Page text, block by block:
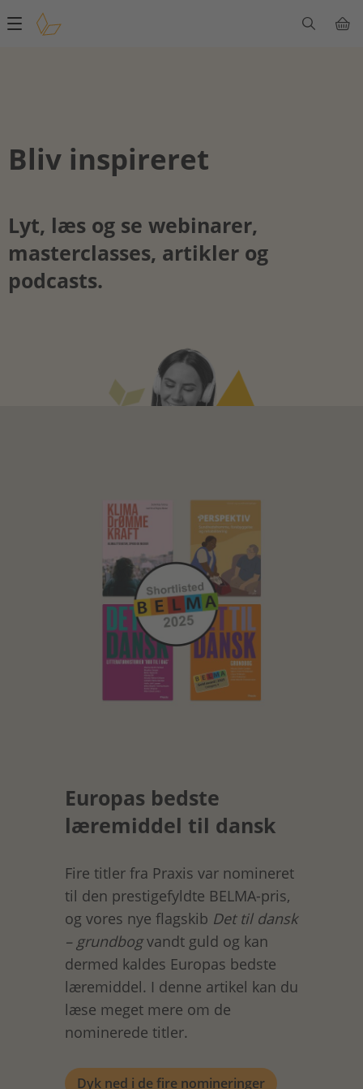
Main
Bliv inspireret
Lyt, læs og se webinarer,
masterclasses, artikler og
podcasts.
Europas bedste
læremiddel til dansk
Fire titler fra Praxis var nomineret
til den prestigefyldte BELMA-pris,
og vores nye flagskib Det til dansk
– grundbogvandt guld og kan
dermed kaldes Europas bedste
læremiddel. I denne artikel kan du
læse meget mere om de
nominerede titler.
Dyk ned i de fire nomineringer